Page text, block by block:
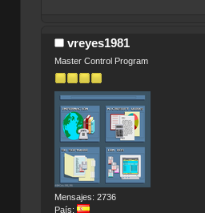
vreyes1981
Master Control Program
Mensajes: 2736
País: